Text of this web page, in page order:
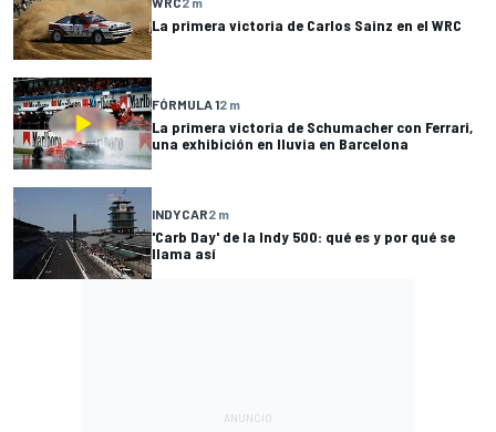
La primera victoria de Carlos Sainz en el WRC
FÓRMULA 12 m
La primera victoria de Schumacher con Ferrari,
una exhibición en lluvia en Barcelona
INDYCAR2 m
'Carb Day' de la Indy 500: qué es y por qué se
llama así